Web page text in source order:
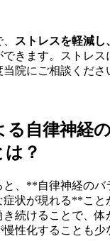
ストレスを軽減
できます。ストレ
院にご相談くださ
自律神経
？
と、**自律神経のバ
状が現れる**こと
続けることで、体
性化することも少